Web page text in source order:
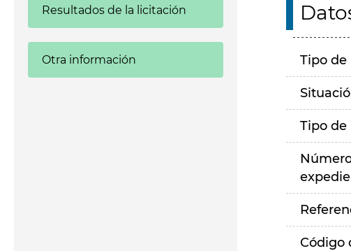
Resultados de la licitación
Otra información Tipo
Tipo de
Código